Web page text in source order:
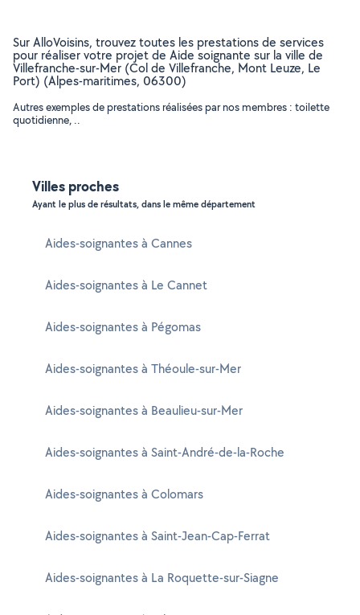
Sur AlloVoisins, trouvez toutes les prestations de services
pour réaliser votre projet de Aide soignante sur la ville de
Villefranche-sur-Mer (Col de Villefranche, Mont Leuze, Le
Port) (Alpes-maritimes, 06300)
Autres exemples de prestations réalisées par nos membres : toilette
quotidienne, ..
Villes proches
Ayant le plus de résultats, dans le même département
Aides-soignantes à Cannes
Aides-soignantes à Le Cannet
Aides-soignantes à Pégomas
Aides-soignantes à Théoule-sur-Mer
Aides-soignantes à Beaulieu-sur-Mer
Aides-soignantes à Saint-André-de-la-Roche
Aides-soignantes à Colomars
Aides-soignantes à Saint-Jean-Cap-Ferrat
Aides-soignantes à La Roquette-sur-Siagne